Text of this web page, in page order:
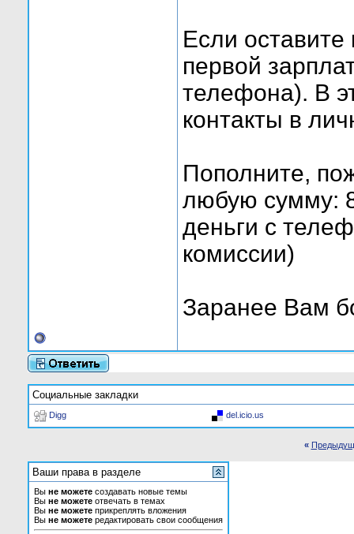
Eсли оставите
первой
телефона). В
контакты в
Пополните,
любую сумму:
деньги с
комиссии)
Заранее Вам
Социальные закладки
Digg del.icio.us
«
Ваши права в разделе
Вы не можете создавать новые темы
Вы не можете отвечать в темах
Вы не можете прикреплять вложения
Вы не можете редактировать свои сообщения